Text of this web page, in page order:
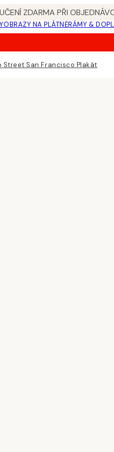
ZDARMA PŘI
OBRAZY NA PLÁTNĚRÁMY &
Street San Francisco Plakát